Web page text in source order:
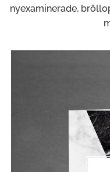
nyexaminerade,